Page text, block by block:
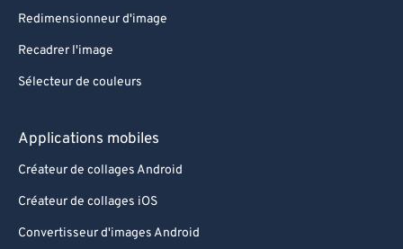
Redimensionneur d'image
Recadrer l'image
Sélecteur de couleurs
Applications mobiles
Créateur de collages Android
Créateur de collages iOS
Convertisseur d'images Android